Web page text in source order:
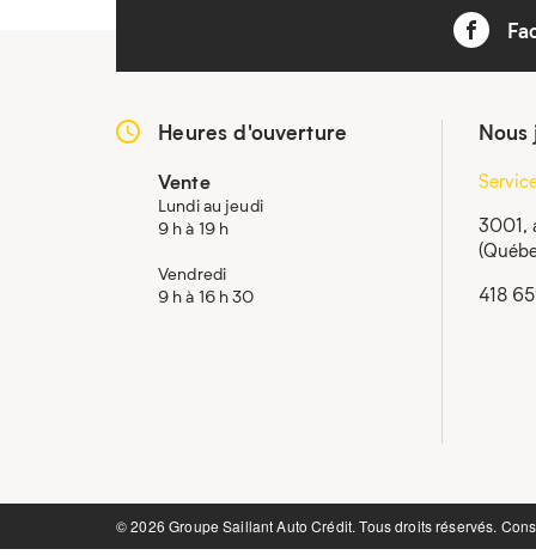
Heures d'ouverture
Vente
Lundi au jeudi
9 h à 19 h
Vendredi
9 h à 16 h 30
3001,
418
©️ 2026 Groupe Saillant Auto Crédit. Tous droits réservés.